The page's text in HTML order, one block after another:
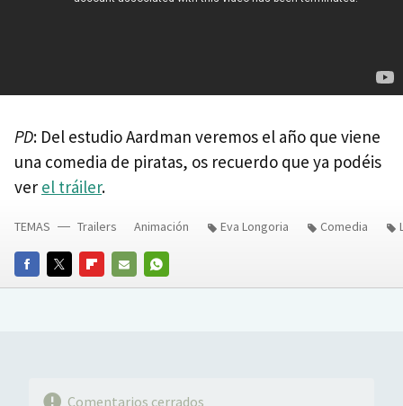
PD: Del estudio Aardman veremos el año que viene
una comedia de piratas, os recuerdo que ya podéis
ver el tráiler.
FACEBOOKTWITTERFLIPBOARD
E-
WHATSAPP
TEMAS Trailers Animación Eva Longoria Comedia
Comentarios cerrados